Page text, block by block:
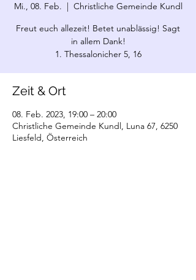
Mi., 08. Feb.
  |
Christliche Gemeinde Kundl
Freut euch allezeit! Betet unablässig! Sagt
in allem Dank!
1. Thessalonicher 5, 16
Zeit & Ort
08. Feb. 2023, 19:00 – 20:00
Christliche Gemeinde Kundl, Luna 67, 6250
Liesfeld, Österreich